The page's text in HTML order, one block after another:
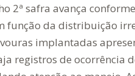
2ª safra avança
função da distribuição
implantadas
registros de ocorrência